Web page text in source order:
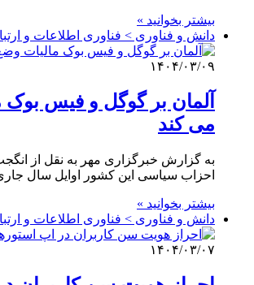
بیشتر بخوانید »
دانش و فناوری > فناوری اطلاعات و
۱۴۰۴/۰۳/۰۹
آلمان بر گوگل و فیس بوک
می کند
به گزارش خبرگزاری مهر به نقل از
احزاب سیاسی این کشور اوایل سال
بیشتر بخوانید »
دانش و فناوری > فناوری اطلاعات و
۱۴۰۴/۰۳/۰۷